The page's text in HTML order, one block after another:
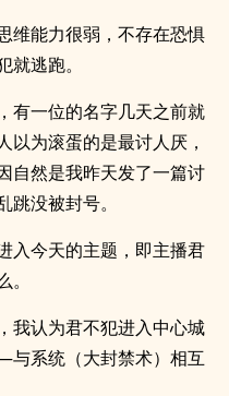
维能力很弱，不存在恐惧
逃跑。
有一位的名字几天之前就
以为滚蛋的是最讨人厌，
自然是我昨天发了一篇讨
没被封号。
入今天的主题，即主播君
我认为君不犯进入中心城
系统（大封禁术）相互